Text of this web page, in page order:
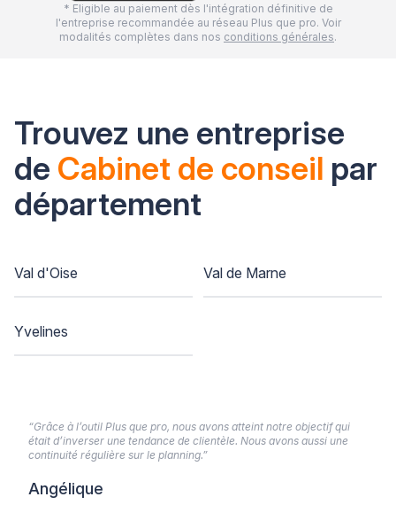
* Eligible au paiement dès l'intégration définitive de
l'entreprise recommandée au réseau Plus que pro. Voir
modalités complètes dans nos conditions générales.
Trouvez une entreprise
de Cabinet de conseil par
département
Val d'Oise Val de Marne
Yvelines
“Grâce à l’outil Plus que pro, nous avons atteint notre objectif qui
était d’inverser une tendance de clientèle. Nous avons aussi une
continuité régulière sur le planning.”
Angélique